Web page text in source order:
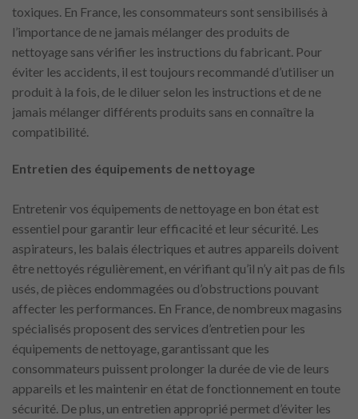
toxiques. En France, les consommateurs sont sensibilisés à
l’importance de ne jamais mélanger des produits de
nettoyage sans vérifier les instructions du fabricant. Pour
éviter les accidents, il est toujours recommandé d’utiliser un
produit à la fois, de le diluer selon les instructions et de ne
jamais mélanger différents produits sans en connaître la
compatibilité.
Entretien des équipements de nettoyage
Entretenir vos équipements de nettoyage en bon état est
essentiel pour garantir leur efficacité et leur sécurité. Les
aspirateurs, les balais électriques et autres appareils doivent
être nettoyés régulièrement, en vérifiant qu’il n’y ait pas de fils
usés, de pièces endommagées ou d’obstructions pouvant
affecter les performances. En France, de nombreux magasins
spécialisés proposent des services d’entretien pour les
équipements de nettoyage, garantissant que les
consommateurs puissent prolonger la durée de vie de leurs
appareils et les maintenir en état de fonctionnement en toute
sécurité. De plus, un entretien approprié permet d’éviter les